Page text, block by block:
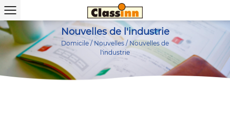
Nouvelles de l'industrie
Domicile/Nouvelles / Nouvelles de
l'industrie